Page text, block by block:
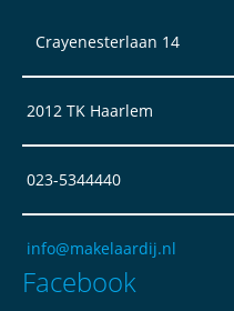
Crayenesterlaan 14
2012 TK Haarlem
023-5344440
info@makelaardij.nl
Facebook